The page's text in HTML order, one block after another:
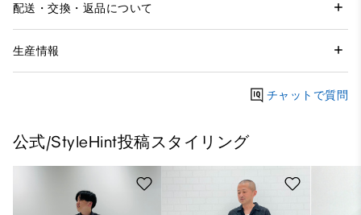
配送・交換・返品について
生産情報
チャットで質問
公式/StyleHint投稿スタイリング